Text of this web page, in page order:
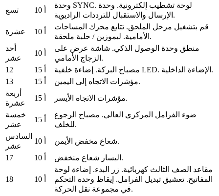
تسع
وحدة SYNC. لوحة تشطيب إلكترونية. وحدة
الإرسال والاستقبال للترددات الراديوية.
عشرة
قم بتشغيل مرحل الملحق. تتابع محرك المساحات
الأمامية. ليموزين / حلبة ملحقة.
أحد
عشر
منطق وحدة الوصول الذكي. شاشة عرض على
الزجاج الأمامي.
12
مصباح البركة. إضاءة خلفية LED.
الإضاءة الداخلية.
13
مؤشرات الاتجاه إلى اليمين.
أربعة
عشرة
مؤشرات الاتجاه الأيسر.
خمسة
عشر
ضوء الفرامل المركزي العالي. مصباح الرجوع
للخلف.
السادس
عشر
شعاع مخفض الأيمن.
17
اليسار شعاع منخفض.
18
مقاعد الصف الثالث كهربائية. زر البدء. إضاءة لوحة
المفاتيح. تعشيق تبديل الفرامل. إيقاظ وحدة التحكم
في مجموعة نقل الحركة.